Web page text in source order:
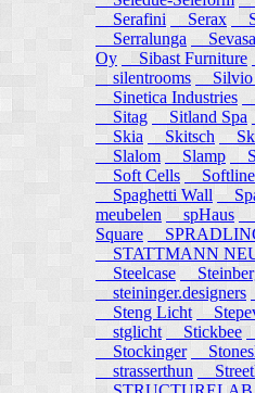
Serafini
Serax
Serralunga
Sevasa
Oy
Sibast Furniture
silentrooms
Silvio
Sinetica Industries
Sitag
Sitland Spa
Skia
Skitsch
Slalom
Slamp
Soft Cells
Softline
Spaghetti Wall
meubelen
spHaus
Square
STATTMANN
Steelcase
steininger.designers
Steng Licht
stglicht
Stickbee
Stockinger
strasserthun